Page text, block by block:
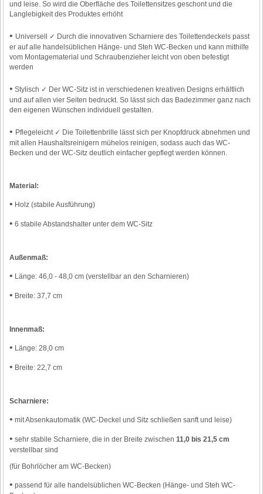
und leise. So wird die Oberfläche des Toilettensitzes geschont und die
Langlebigkeit des Produktes erhöht
• Universell ✓ Durch die innovativen Scharniere des Toilettendeckels passt
er auf alle handelsüblichen Hänge- und Steh WC-Becken und kann mithilfe
vom Montagematerial und Schraubenzieher leicht von oben befestigt
werden
• Stylisch ✓ Der WC-Sitz ist in verschiedenen kreativen Designs erhältlich
und auf allen vier Seiten bedruckt. So lässt sich das Badezimmer ganz nach
den eigenen Wünschen individuell gestalten.
• Pflegeleicht ✓ Die Toilettenbrille lässt sich per Knopfdruck abnehmen und
mit allen Haushaltsreinigern mühelos reinigen, sodass auch das WC-
Becken und der WC-Sitz deutlich einfacher gepflegt werden können.
Material:
• Holz (stabile Ausführung)
• 6 stabile Abstandshalter unter dem WC-Sitz
Außenmaß:
• Länge: 46,0 - 48,0 cm (verstellbar an den Scharnieren)
• Breite: 37,7 cm
Innenmaß:
• Länge: 28,0 cm
• Breite: 22,7 cm
Scharniere:
• mit Absenkautomatik (WC-Deckel und Sitz schließen sanft und leise)
• sehr stabile Scharniere, die in der Breite zwischen11,0 bis 21,5 cm
verstellbar sind
(für Bohrlöcher am WC-Becken)
• passend für alle handelsüblichen WC-Becken (Hänge- und Steh WC-